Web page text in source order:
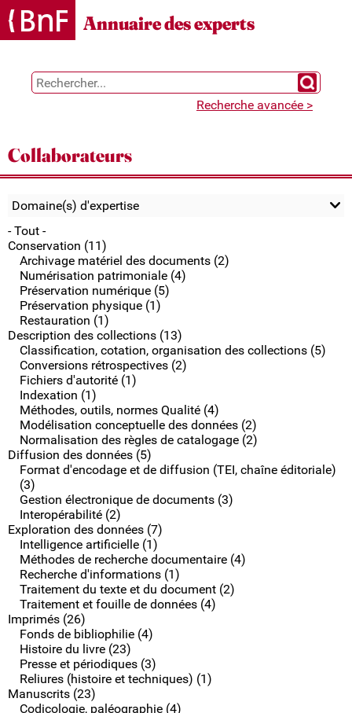
Gestion des cookies
Annuaire des experts
Chercher
Recherche avancée >
Collaborateurs
Domaine(s) d'expertise
- Tout -
Conservation (11)
Archivage matériel des documents (2)
Numérisation patrimoniale (4)
Préservation numérique (5)
Préservation physique (1)
Restauration (1)
Description des collections (13)
Classification, cotation, organisation des collections (5)
Conversions rétrospectives (2)
Fichiers d'autorité (1)
Indexation (1)
Méthodes, outils, normes Qualité (4)
Modélisation conceptuelle des données (2)
Normalisation des règles de catalogage (2)
Diffusion des données (5)
Format d'encodage et de diffusion (TEI, chaîne éditoriale)
(3)
Gestion électronique de documents (3)
Interopérabilité (2)
Exploration des données (7)
Intelligence artificielle (1)
Méthodes de recherche documentaire (4)
Recherche d'informations (1)
Traitement du texte et du document (2)
Traitement et fouille de données (4)
Imprimés (26)
Fonds de bibliophilie (4)
Histoire du livre (23)
Presse et périodiques (3)
Reliures (histoire et techniques) (1)
Manuscrits (23)
Codicologie, paléographie (4)